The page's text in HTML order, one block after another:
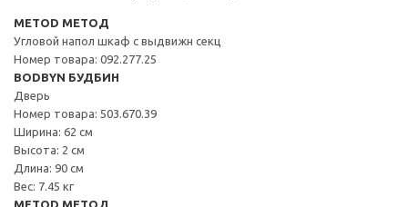
METOD МЕТОД
Угловой напол шкаф с выдвижн секц
Номер товара: 092.277.25
BODBYN БУДБИН
Дверь
Номер товара: 503.670.39
Ширина: 62 см
Высота: 2 см
Длина: 90 см
Вес: 7.45 кг
METOD МЕТОД